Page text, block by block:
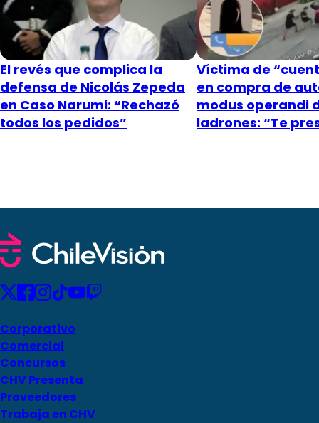
El revés que complica la
defensa de Nicolás Zepeda
en Caso Narumi: “Rechazó
todos los pedidos”
Víctima de
en compra de
modus operandi
ladrones: “Te
Corporativo
Comercial
Concursos
CHV Presenta
Proveedores
Trabaja en CHV